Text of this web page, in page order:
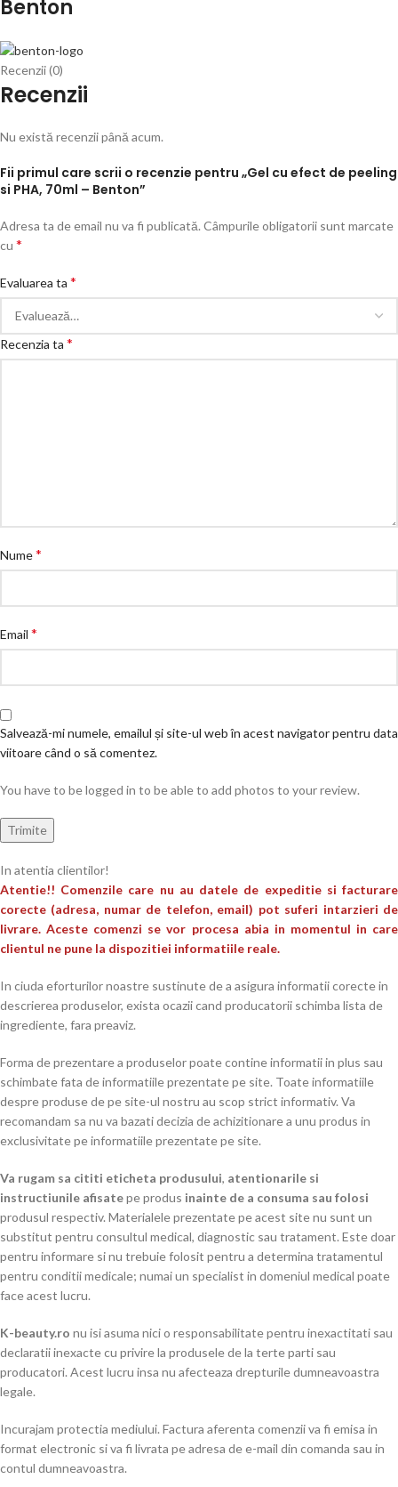
Benton
Recenzii (0)
Recenzii
Nu există recenzii până acum.
Fii primul care scrii o recenzie pentru „Gel cu efect de peeling
si PHA, 70ml – Benton”
Adresa ta de email nu va fi publicată. Câmpurile obligatorii sunt marcate
cu *
Evaluarea ta *
Recenzia ta *
Nume*
Email *
Salvează-mi numele, emailul și site-ul web în acest navigator pentru data
viitoare când o să comentez.
You have to be logged in to be able to add photos to your review.
In atentia clientilor!
Atentie!! Comenzile care nu au datele de expeditie si facturare
corecte (adresa, numar de telefon, email) pot suferi intarzieri de
livrare. Aceste comenzi se vor procesa abia in momentul in care
clientul ne pune la dispozitiei informatiile reale.
In ciuda eforturilor noastre sustinute de a asigura informatii corecte in
descrierea produselor, exista ocazii cand producatorii schimba lista de
ingrediente, fara preaviz.
Forma de prezentare a produselor poate contine informatii in plus sau
schimbate fata de informatiile prezentate pe site. Toate informatiile
despre produse de pe site-ul nostru au scop strict informativ. Va
recomandam sa nu va bazati decizia de achizitionare a unu produs in
exclusivitate pe informatiile prezentate pe site.
Va rugam sa cititi eticheta produsului, atentionarile si
instructiunile afisatepe produs inainte de a consuma sau folosi
produsul respectiv. Materialele prezentate pe acest site nu sunt un
substitut pentru consultul medical, diagnostic sau tratament. Este doar
pentru informare si nu trebuie folosit pentru a determina tratamentul
pentru conditii medicale; numai un specialist in domeniul medical poate
face acest lucru.
K-beauty.ro nu isi asuma nici o responsabilitate pentru inexactitati sau
declaratii inexacte cu privire la produsele de la terte parti sau
producatori. Acest lucru insa nu afecteaza drepturile dumneavoastra
legale.
Incurajam protectia mediului. Factura aferenta comenzii va fi emisa in
format electronic si va fi livrata pe adresa de e-mail din comanda sau in
contul dumneavoastra.